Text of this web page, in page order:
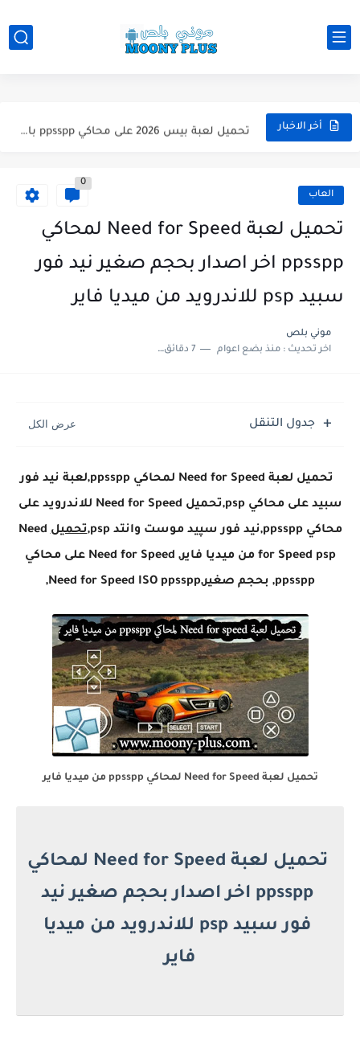
أخر الاخبار
تحميل لعبة Total Football مهكرة 2025 اخر اصدار للأندرويد لعبة... العاب
0
تحميل لعبة Need for Speed لمحاكي
ppsspp اخر اصدار بحجم صغير نيد فور
سبيد psp للاندرويد من ميديا فاير
موني بلص
اخر تحديث :منذ بضع اعوام 7 دقائق للقراءة
جدول التنقل
تحميل لعبة Need for Speed لمحاكي ppsspp,لعبة نيد فور
سبيد على محاكي psp,تحميل Need for Speed للاندرويد على
محاكي ppsspp,نيد فور سپيد موست وانتد psp,
تحميل Need
for Speed psp من ميديا فاير, Need for Speed على محاكي
ppsspp, بحجم صغير,Need for Speed ISO ppsspp,
تحميل لعبة Need for Speed لمحاكي ppsspp من ميديا فاير
تحميل لعبة Need for Speed لمحاكي
ppsspp اخر اصدار بحجم صغير نيد
فور سبيد psp للاندرويد من ميديا
فاير